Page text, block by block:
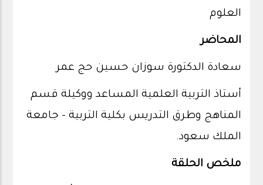
العلوم
المحاضر
سعادة الدكتورة سوزان حسين حج عمر
أستاذ التربية العلمية المساعد ووكيلة قسم
المناهج وطرق التدريس بكلية التربية - جامعة
الملك سعود.
ملخص الحلقة